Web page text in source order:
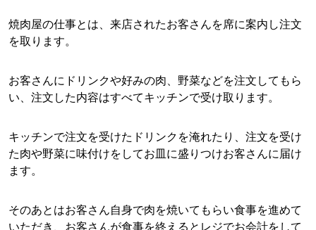
焼肉屋の仕事とは、来店されたお客さんを席に案内し注文
を取ります。
お客さんにドリンクや好みの肉、野菜などを注文してもら
い、注文した内容はすべてキッチンで受け取ります。
キッチンで注文を受けたドリンクを淹れたり、注文を受け
た肉や野菜に味付けをしてお皿に盛りつけお客さんに届け
ます。
そのあとはお客さん自身で肉を焼いてもらい食事を進めて
いただき、お客さんが食事を終えるとレジでお会計をして